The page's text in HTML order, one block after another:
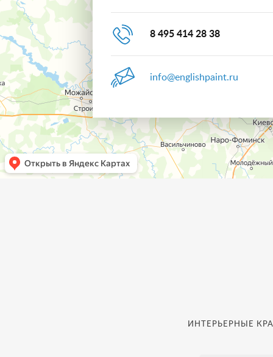
8 495 414 28 38
info@englishpaint.ru
ИНТЕРЬЕРНЫЕ